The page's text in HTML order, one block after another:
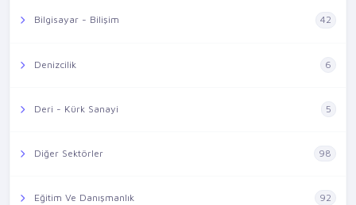
Bilgisayar - Bilişim 42
Denizcilik 6
Deri - Kürk Sanayi 5
Diğer Sektörler 98
Eğitim Ve Danışmanlık 92